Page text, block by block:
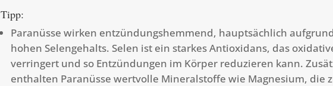
Tipp:
Paranüsse wirken entzündungshemmend, hauptsächlich
hohen Selengehalts. Selen ist ein starkes Antioxidans, das
verringert und so Entzündungen im Körper reduzieren kann.
enthalten Paranüsse wertvolle Mineralstoffe wie Magnesium, die